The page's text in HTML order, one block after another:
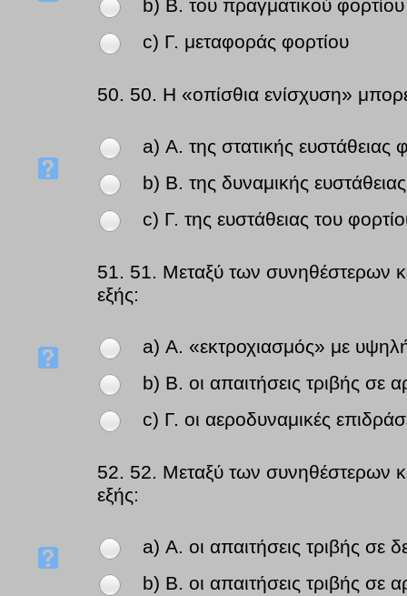
b) Β. του πραγματικού
c) Γ. μεταφοράς φορτίου
50. 50. Η «οπίσθια ενίσχυση»
a) Α. της στατικής ευστάθειας
b) Β. της δυναμικής
c) Γ. της ευστάθειας του
51. 51. Μεταξύ των συνηθέστερων
εξής:
a) Α. «εκτροχιασμός» με
b) Β. οι απαιτήσεις τριβής σε
c) Γ. οι αεροδυναμικές
52. 52. Μεταξύ των συνηθέστερων
εξής:
a) Α. οι απαιτήσεις τριβής σε
b) Β. οι απαιτήσεις τριβής σε